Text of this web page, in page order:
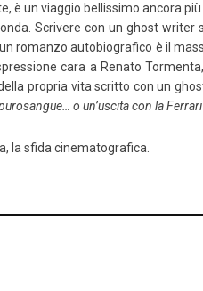
è un viaggio bellissimo ancora
Scrivere con un ghost writer
romanzo autobiografico è il
cara a Renato
propria vita scritto con un
o un’uscita con la
la sfida cinematografica.